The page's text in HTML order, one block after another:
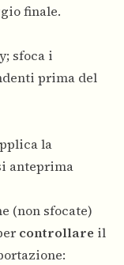
finale.
sfoca i
prima del
la
anteprima
(non sfocate)
controllare il